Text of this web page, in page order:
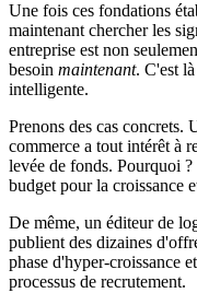
Une fois ces fondations
maintenant chercher les
entreprise est non
besoin maintenant. C'est
intelligente.
Prenons des cas concrets.
commerce a tout intérêt à
levée de fonds. Pourquoi
budget pour la croissance
De même, un éditeur de
publient des dizaines
phase d'hyper-croissance
processus de recrutement.